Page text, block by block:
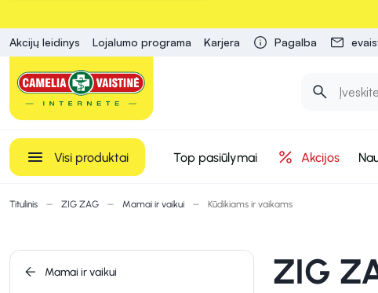
Akcijų leidinys Lojalumo programa Karjera Pagalba
Visi produktai Top pasiūlymai Akcijos
Titulinis ZIG ZAG Mamai ir vaikui Kūdikiams ir vaikams
Mamai ir vaikui ZIG